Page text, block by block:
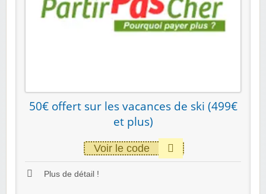
50€ offert sur les vacances de ski (499€
et plus)
Voir le code
Plus de détail !